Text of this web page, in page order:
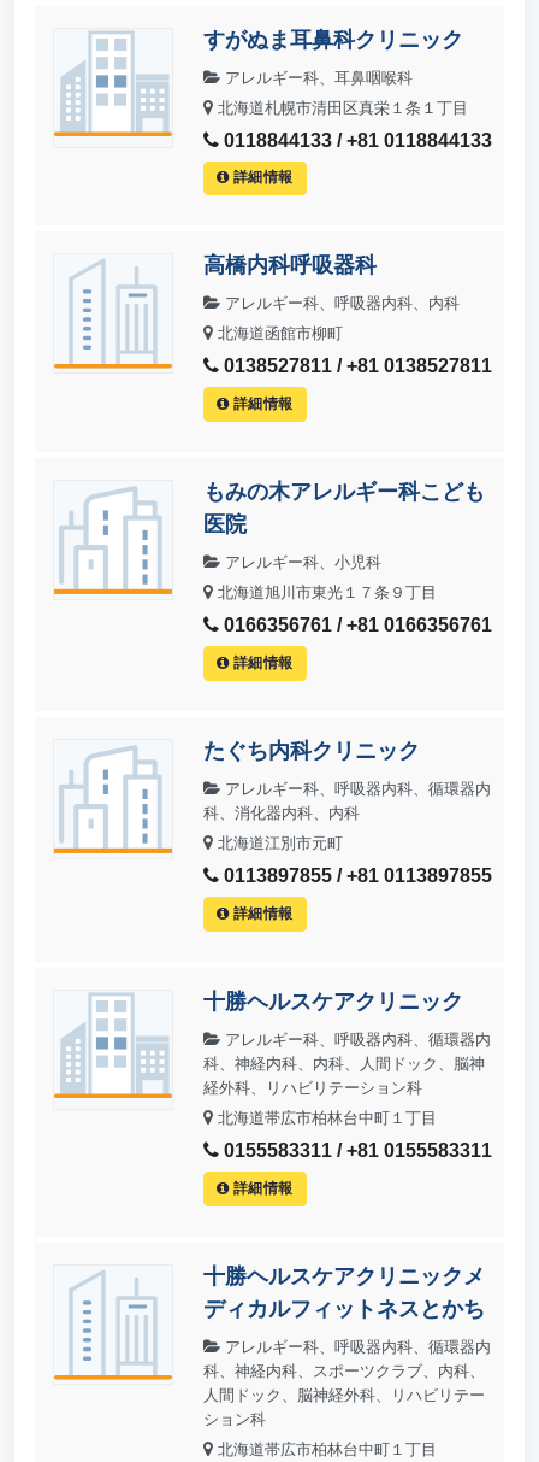
すがぬま耳鼻科クリニック
アレルギー科、耳鼻咽喉科
北海道札幌市清田区真栄１条１丁目
0118844133 / +81 0118844133
詳細情報
高橋内科呼吸器科
アレルギー科、呼吸器内科、内科
北海道函館市柳町
0138527811 / +81 0138527811
詳細情報
もみの木アレルギー科こども
医院
アレルギー科、小児科
北海道旭川市東光１７条９丁目
0166356761 / +81 0166356761
詳細情報
たぐち内科クリニック
アレルギー科、呼吸器内科、循環器内
科、消化器内科、内科
北海道江別市元町
0113897855 / +81 0113897855
詳細情報
十勝ヘルスケアクリニック
アレルギー科、呼吸器内科、循環器内
科、神経内科、内科、人間ドック、脳神
経外科、リハビリテーション科
北海道帯広市柏林台中町１丁目
0155583311 / +81 0155583311
詳細情報
十勝ヘルスケアクリニックメ
ディカルフィットネスとかち
アレルギー科、呼吸器内科、循環器内
科、神経内科、スポーツクラブ、内科、
人間ドック、脳神経外科、リハビリテー
ション科
北海道帯広市柏林台中町１丁目